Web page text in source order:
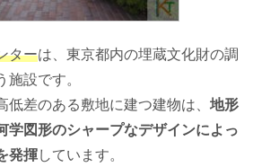
ターは、東京都内の埋蔵文化財の調
施設です。
低差のある敷地に建つ建物は、 地形
学図形のシャープなデザインによっ
発揮しています。